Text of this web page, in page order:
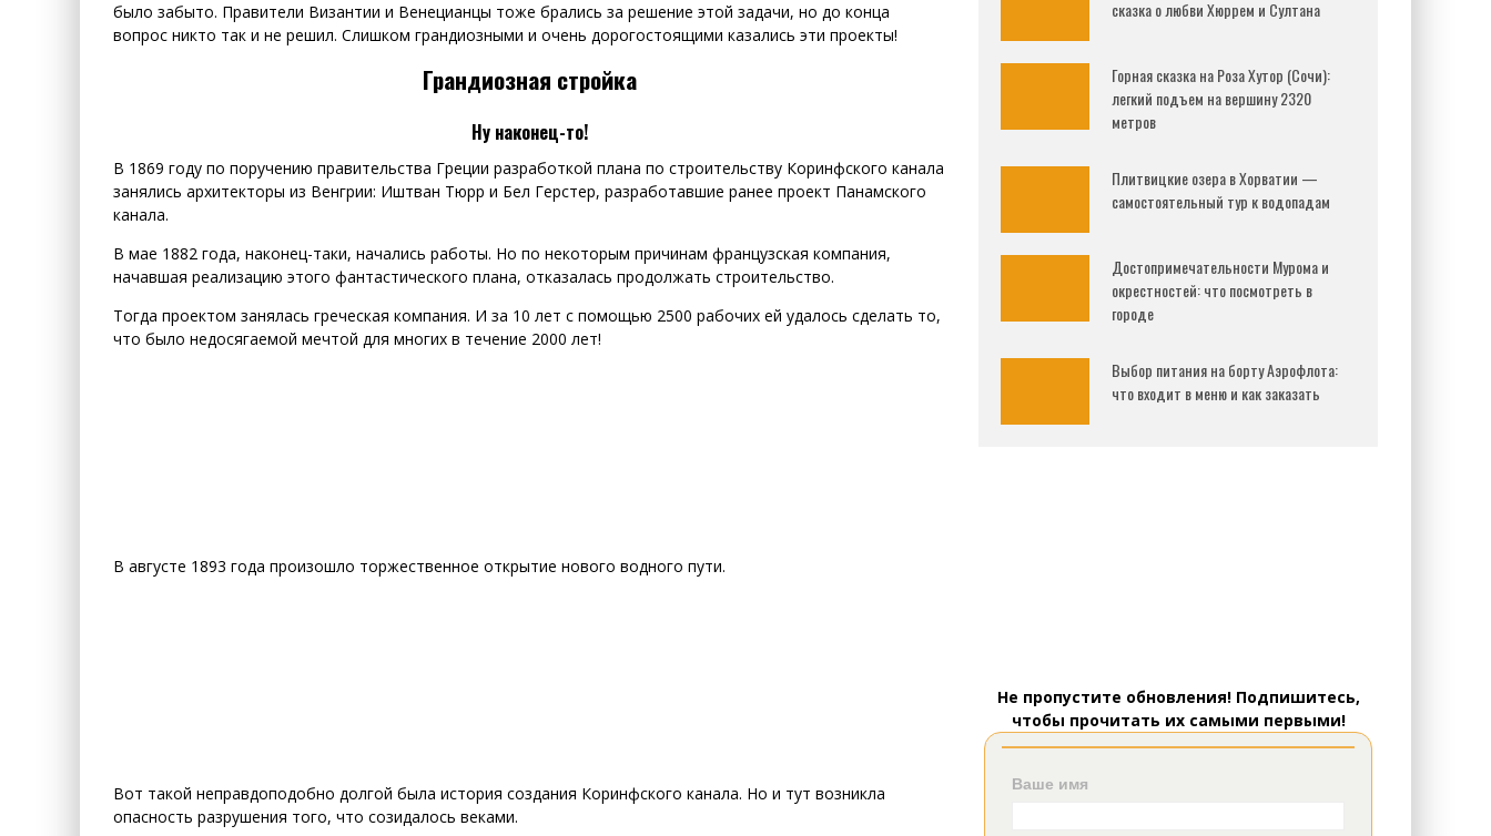
было забыто. Правители Византии и Венецианцы тоже брались за решение этой задачи, но до конца
вопрос никто так и не решил. Слишком грандиозными и очень дорогостоящими казались эти проекты!
Грандиозная стройка
Ну наконец-то!
В 1869 году по поручению правительства Греции разработкой плана по строительству Коринфского канала
занялись архитекторы из Венгрии: Иштван Тюрр и Бел Герстер, разработавшие ранее проект Панамского
канала.
В мае 1882 года, наконец-таки, начались работы. Но по некоторым причинам французская компания,
начавшая реализацию этого фантастического плана, отказалась продолжать строительство.
Тогда проектом занялась греческая компания. И за 10 лет с помощью 2500 рабочих ей удалось сделать то,
что было недосягаемой мечтой для многих в течение 2000 лет!
В августе 1893 года произошло торжественное открытие нового водного пути.
Вот такой неправдоподобно долгой была история создания Коринфского канала. Но и тут возникла
опасность разрушения того, что созидалось веками.
сказка о любви Хюррем и Султана
Горная сказка на Роза Хутор (Сочи):
легкий подъем на вершину 2320
метров
Плитвицкие озера в Хорватии —
самостоятельный тур к водопадам
Достопримечательности Мурома и
окрестностей: что посмотреть в
городе
Выбор питания на борту Аэрофлота:
что входит в меню и как заказать
Не пропустите обновления! Подпишитесь,
чтобы прочитать их самыми первыми!
Ваше имя